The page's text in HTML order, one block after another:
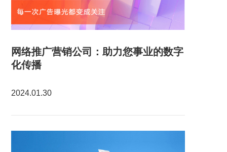
网络推广营销公司：助力您事业的数字
化传播
2024.01.30